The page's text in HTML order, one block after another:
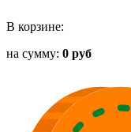
В корзине:
на сумму: 0 руб